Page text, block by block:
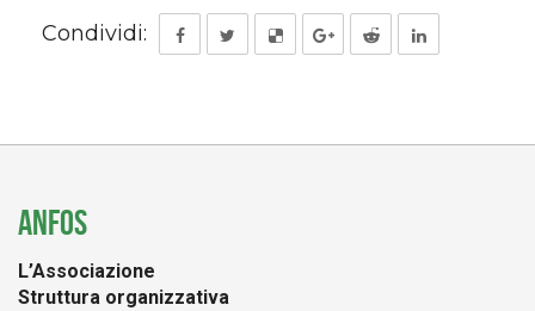
Condividi:
ANFOS
L’Associazione
Struttura organizzativa